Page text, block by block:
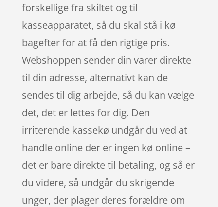
forskellige fra skiltet og til
kasseapparatet, så du skal stå i kø
bagefter for at få den rigtige pris.
Webshoppen sender din varer direkte
til din adresse, alternativt kan de
sendes til dig arbejde, så du kan vælge
det, det er lettes for dig. Den
irriterende kassekø undgår du ved at
handle online der er ingen kø online –
det er bare direkte til betaling, og så er
du videre, så undgår du skrigende
unger, der plager deres forældre om